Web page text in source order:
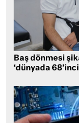
Baş dönmesi
‘dünyada